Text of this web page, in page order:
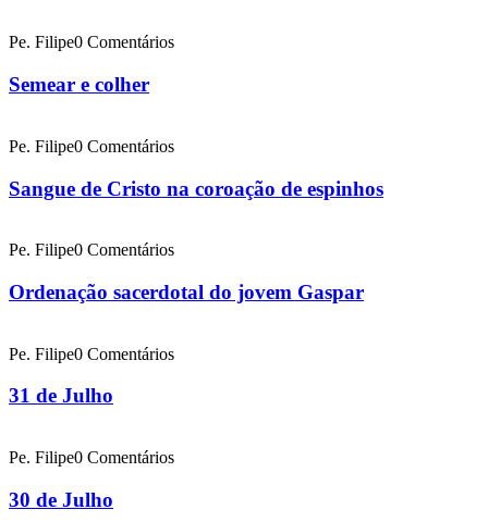
Pe. Filipe0 Comentários
Semear e colher
Pe. Filipe0 Comentários
Sangue de Cristo na coroação de espinhos
Pe. Filipe0 Comentários
Ordenação sacerdotal do jovem Gaspar
Pe. Filipe0 Comentários
31 de Julho
Pe. Filipe0 Comentários
30 de Julho